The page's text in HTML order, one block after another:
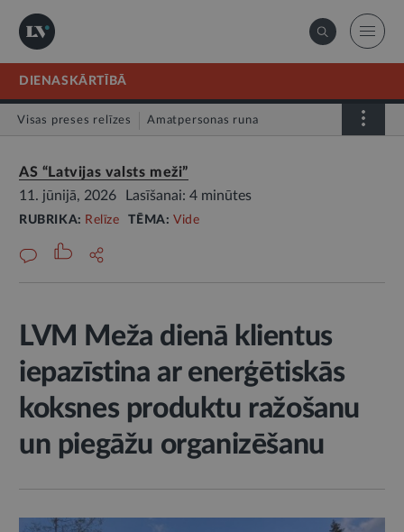
DIENASKĀRTĪBĀ
Visas preses relīzes Amatpersonas runa
AS “Latvijas valsts meži”
11. jūnijā, 2026
Lasīšanai: 4 minūtes
RUBRIKA: Relīze TĒMA:Vide
LVM Meža dienā klientus
iepazīstina ar enerģētiskās
koksnes produktu ražošanu
un piegāžu organizēšanu